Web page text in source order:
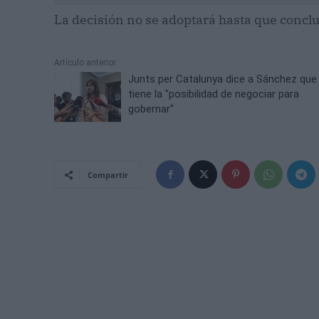
La decisión no se adoptará hasta que
Artículo anterior
Junts per Catalunya dice a Sánchez que
tiene la "posibilidad de negociar para
gobernar"
Compartir